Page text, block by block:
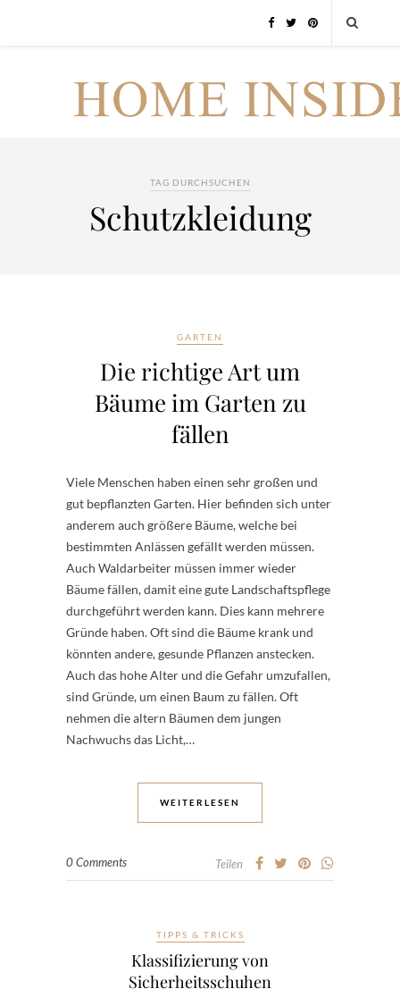
TAG DURCHSUCHEN
Schutzkleidung
GARTEN
Die richtige Art um
Bäume im Garten zu
fällen
Viele Menschen haben einen sehr großen und
gut bepflanzten Garten. Hier befinden sich unter
anderem auch größere Bäume, welche bei
bestimmten Anlässen gefällt werden müssen.
Auch Waldarbeiter müssen immer wieder
Bäume fällen, damit eine gute Landschaftspflege
durchgeführt werden kann. Dies kann mehrere
Gründe haben. Oft sind die Bäume krank und
könnten andere, gesunde Pflanzen anstecken.
Auch das hohe Alter und die Gefahr umzufallen,
sind Gründe, um einen Baum zu fällen. Oft
nehmen die altern Bäumen dem jungen
Nachwuchs das Licht,…
WEITERLESEN
0 Comments Teilen
TIPPS & TRICKS
Klassifizierung von
Sicherheitsschuhen